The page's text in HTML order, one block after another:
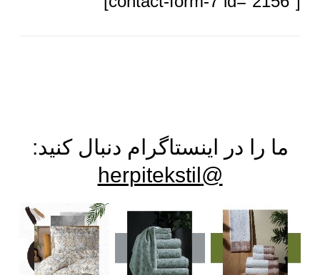
ما را در اینستاگرام دنبال کنید:
@herpitekstil